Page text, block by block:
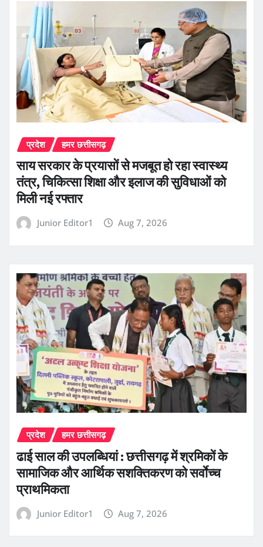
प्रदेश हमर छत्तीसगढ़
साय सरकार के प्रयासों से मजबूत हो रहा स्वास्थ्य
तंत्र, चिकित्सा शिक्षा और इलाज की सुविधाओं को
मिली नई रफ्तार
Junior Editor1 Aug 7, 2026
प्रदेश हमर छत्तीसगढ़
ढाई साल की उपलब्धियां : छत्तीसगढ़ में श्रमिकों के
सामाजिक और आर्थिक सशक्तिकरण को सर्वाेच्च
प्राथमिकता
Junior Editor1 Aug 7, 2026